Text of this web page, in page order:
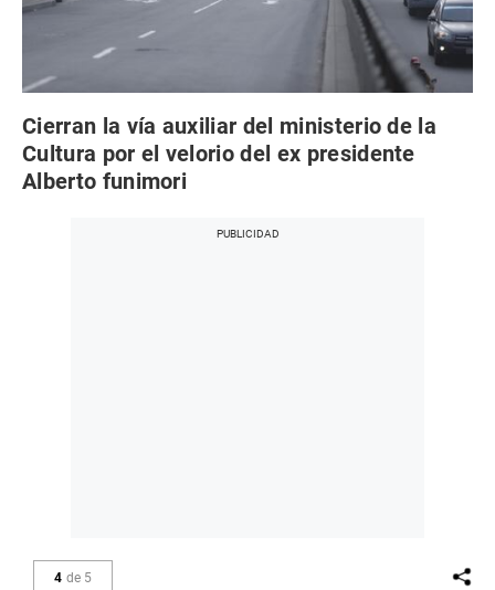
Cierran la vía auxiliar del ministerio de la
Cultura por el velorio del ex presidente
Alberto funimori
4 de 5